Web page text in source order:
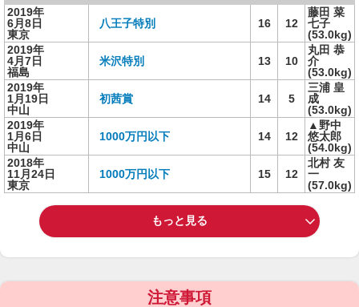
2019年
6月8日
東京
八王子特別 16 12
藤田 菜
七子
(53.0kg)
2019年
4月7日
福島
米沢特別 13 10
丸田 恭
介
(53.0kg)
2019年
1月19日
中山
初茜賞 14 5
三浦 皇
成
(53.0kg)
2019年
1月6日
中山
1000万円以下 14 12
▲野中
悠太郎
(54.0kg)
2018年
11月24日
東京
1000万円以下 15 12
北村 友
一
(57.0kg)
もっと見る
注意事項